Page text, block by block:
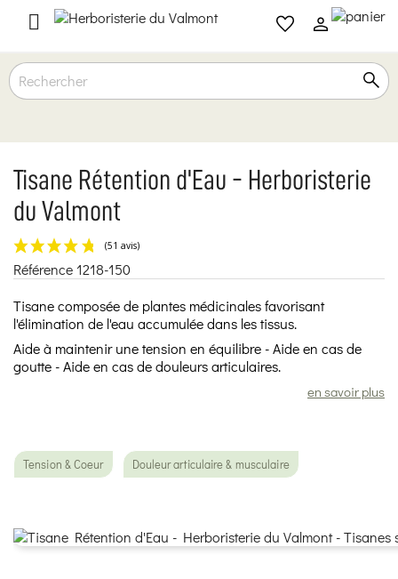

Tisane Rétention d'Eau - Herboristerie
du Valmont
Référence1218-150
Tisane composée de plantes médicinales favorisant
l'élimination de l'eau accumulée dans les tissus.
Aide à maintenir une tension en équilibre - Aide en cas de
goutte - Aide en cas de douleurs articulaires.
en savoir plus
Tension & Coeur Douleur articulaire & musculaire